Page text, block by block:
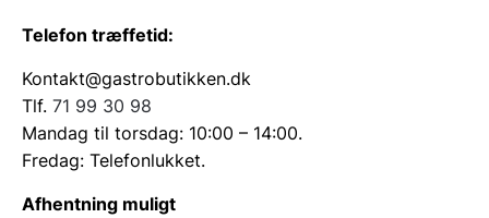
Telefon træffetid:
Kontakt@gastrobutikken.dk
Tlf. 71 99 30 98
Mandag til torsdag: 10:00 – 14:00.
Fredag: Telefonlukket.
Afhentning muligt